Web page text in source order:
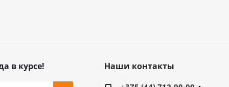
в курсе! Наши контакты